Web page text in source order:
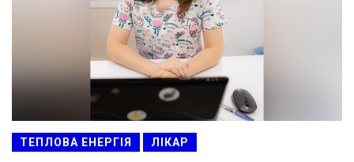
ТЕПЛОВА ЕНЕРГІЯ ЛІКАР